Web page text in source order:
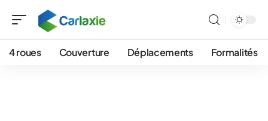
4 roues Couverture Déplacements Formalités